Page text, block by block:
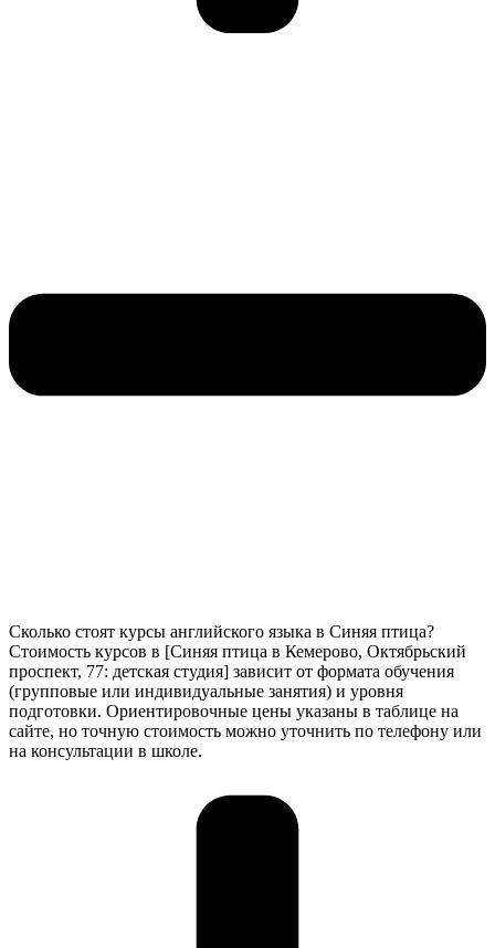
Сколько стоят курсы английского языка в Синяя птица?
Стоимость курсов в [Синяя птица в Кемерово, Октябрьский
проспект, 77: детская студия] зависит от формата обучения
(групповые или индивидуальные занятия) и уровня
подготовки. Ориентировочные цены указаны в таблице на
сайте, но точную стоимость можно уточнить по телефону или
на консультации в школе.